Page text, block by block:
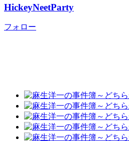
HickeyNeetParty
フォロー